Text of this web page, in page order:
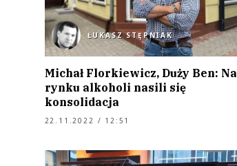
ŁUKASZ STĘPNIAK
Michał Florkiewicz, Duży Ben: Na
rynku alkoholi nasili się
konsolidacja
22.11.2022 / 12:51